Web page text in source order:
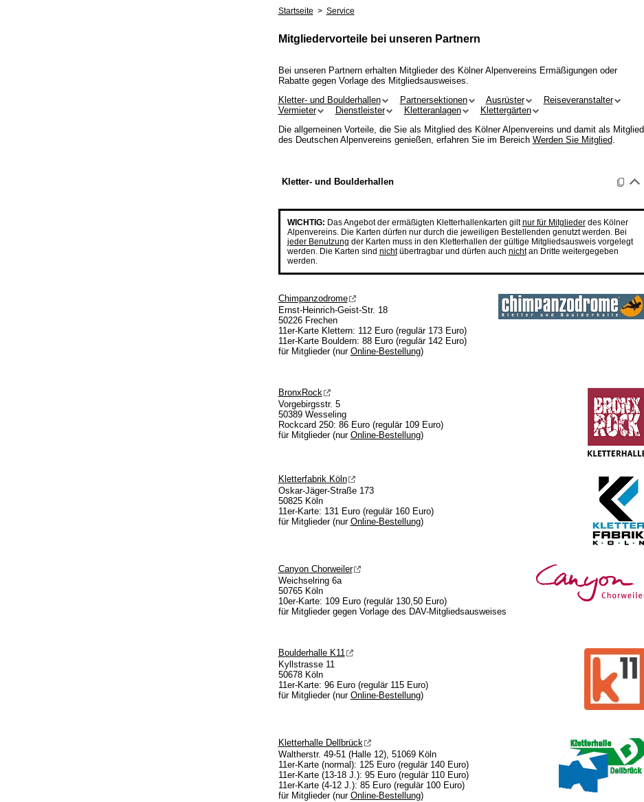
Startseite > Service
Mitgliedervorteile bei unseren Partnern
Bei unseren Partnern erhalten Mitglieder des Kölner Alpenvereins Ermäßigungen oder
Rabatte gegen Vorlage des Mitgliedsausweises.
Kletter- und Boulderhallen
Partnersektionen Ausrüster
Reiseveranstalter
Vermieter
Dienstleister Kletteranlagen
Klettergärten
Die allgemeinen Vorteile, die Sie als Mitglied des Kölner Alpenvereins und damit als Mitglied
des Deutschen Alpenvereins genießen, erfahren Sie im Bereich Werden Sie Mitglied.
Kletter- und Boulderhallen
WICHTIG: Das Angebot der ermäßigten Kletterhallenkarten giltnur für Mitgliederdes Kölner
Alpenvereins. Die Karten dürfen nur durch die jeweiligen Bestellenden genutzt werden. Bei
jeder Benutzung der Karten muss in den Kletterhallen der gültige Mitgliedsausweis vorgelegt
werden. Die Karten sind nichtübertragbar und dürfen auch nichtan Dritte weitergegeben
werden.
Chimpanzodrome
Ernst-Heinrich-Geist-Str. 18
50226 Frechen
11er-Karte Klettern: 112 Euro (regulär 173 Euro)
11er-Karte Bouldern: 88 Euro (regulär 142 Euro)
für Mitglieder (nur Online-Bestellung)
BronxRock
Vorgebirgsstr. 5
50389 Wesseling
Rockcard 250: 86 Euro (regulär 109 Euro)
für Mitglieder (nur Online-Bestellung)
Kletterfabrik Köln
Oskar-Jäger-Straße 173
50825 Köln
11er-Karte: 131 Euro (regulär 160 Euro)
für Mitglieder (nur Online-Bestellung)
Canyon Chorweiler
Weichselring 6a
50765 Köln
10er-Karte: 109 Euro (regulär 130,50 Euro)
für Mitglieder gegen Vorlage des DAV-Mitgliedsausweises
Boulderhalle K11
Kyllstrasse 11
50678 Köln
11er-Karte: 96 Euro (regulär 115 Euro)
für Mitglieder (nur Online-Bestellung)
Kletterhalle Dellbrück
Waltherstr. 49-51 (Halle 12), 51069 Köln
11er-Karte (normal): 125 Euro (regulär 140 Euro)
11er-Karte (13-18 J.): 95 Euro (regulär 110 Euro)
11er-Karte (4-12 J.): 85 Euro (regulär 100 Euro)
für Mitglieder (nur Online-Bestellung)